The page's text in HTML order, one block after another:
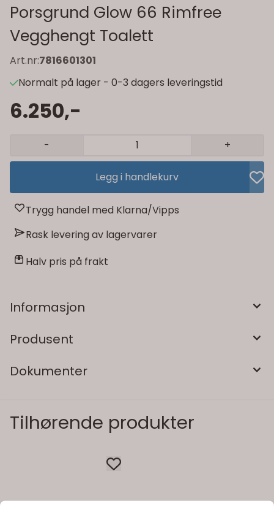
Porsgrund Glow 66 Rimfree
Vegghengt Toalett
Art.nr:7816601301
Normalt på lager - 0-3 dagers leveringstid
6.250,-
- +
Legg i handlekurv
Trygg handel med Klarna/Vipps
Rask levering av lagervarer
Halv pris på frakt
Informasjon
Produsent
Dokumenter
Tilhørende produkter